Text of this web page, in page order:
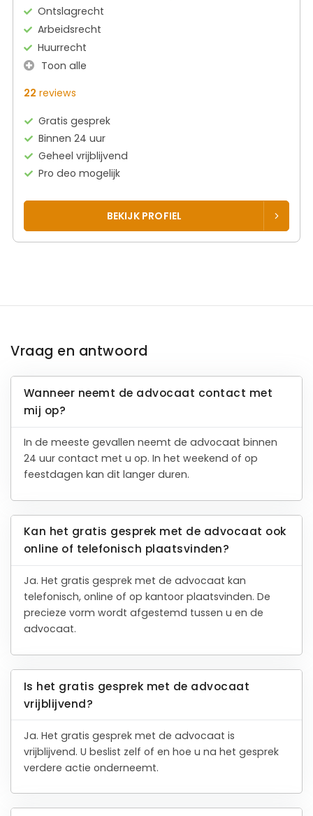
Ontslagrecht
Arbeidsrecht
Huurrecht
Toon alle
22 reviews
Gratis gesprek
Binnen 24 uur
Geheel vrijblijvend
Pro deo mogelijk
BEKIJK PROFIEL
Vraag en antwoord
Wanneer neemt de advocaat contact met
mij op?
In de meeste gevallen neemt de advocaat binnen
24 uur contact met u op. In het weekend of op
feestdagen kan dit langer duren.
Kan het gratis gesprek met de advocaat ook
online of telefonisch plaatsvinden?
Ja. Het gratis gesprek met de advocaat kan
telefonisch, online of op kantoor plaatsvinden. De
precieze vorm wordt afgestemd tussen u en de
advocaat.
Is het gratis gesprek met de advocaat
vrijblijvend?
Ja. Het gratis gesprek met de advocaat is
vrijblijvend. U beslist zelf of en hoe u na het gesprek
verdere actie onderneemt.